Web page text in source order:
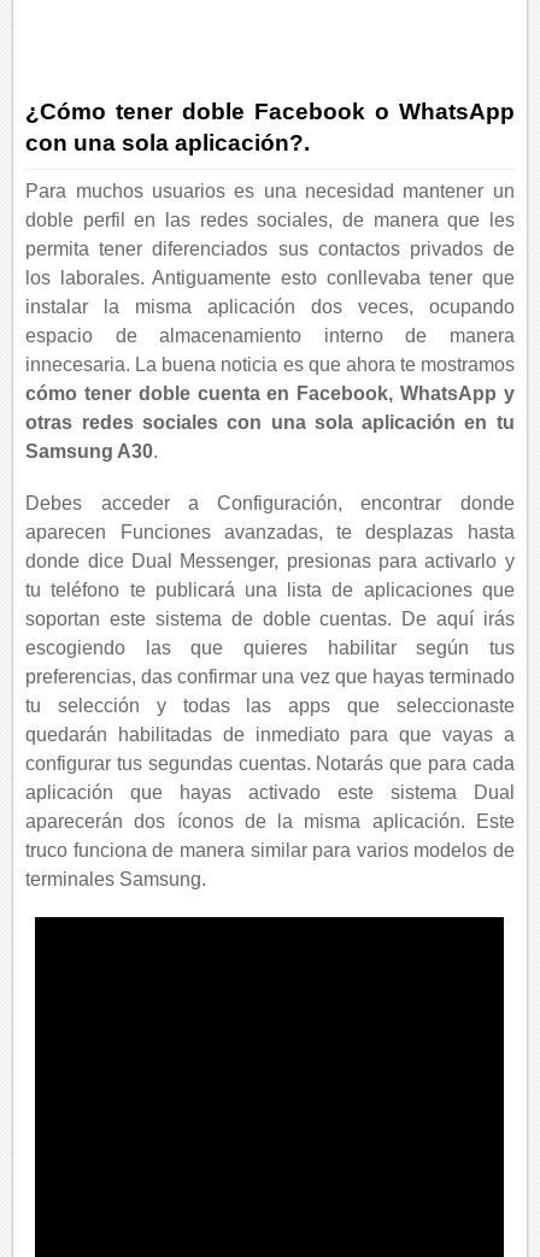
¿Cómo tener doble Facebook o WhatsApp
con una sola aplicación?.
Para muchos usuarios es una necesidad mantener un
doble perfil en las redes sociales, de manera que les
permita tener diferenciados sus contactos privados de
los laborales. Antiguamente esto conllevaba tener que
instalar la misma aplicación dos veces, ocupando
espacio de almacenamiento interno de manera
innecesaria. La buena noticia es que ahora te mostramos
cómo tener doble cuenta en Facebook, WhatsApp y
otras redes sociales con una sola aplicación en tu
Samsung A30.
Debes acceder a Configuración, encontrar donde
aparecen Funciones avanzadas, te desplazas hasta
donde dice Dual Messenger, presionas para activarlo y
tu teléfono te publicará una lista de aplicaciones que
soportan este sistema de doble cuentas. De aquí irás
escogiendo las que quieres habilitar según tus
preferencias, das confirmar una vez que hayas terminado
tu selección y todas las apps que seleccionaste
quedarán habilitadas de inmediato para que vayas a
configurar tus segundas cuentas. Notarás que para cada
aplicación que hayas activado este sistema Dual
aparecerán dos íconos de la misma aplicación. Este
truco funciona de manera similar para varios modelos de
terminales Samsung.